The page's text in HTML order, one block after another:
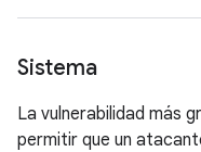
Sistema
La vulnerabilidad más
permitir que un